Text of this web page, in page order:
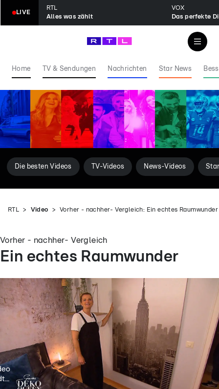
LIVE
RTL
Alles was zählt
VOX
Das perfekte
Home TV & Sendungen Nachrichten Star News
Die besten Videos TV-Videos News-Videos
RTL Video Vorher - nachher- Vergleich: Ein echtes Raumwunder
Vorher - nachher- Vergleich
Ein echtes Raumwunder